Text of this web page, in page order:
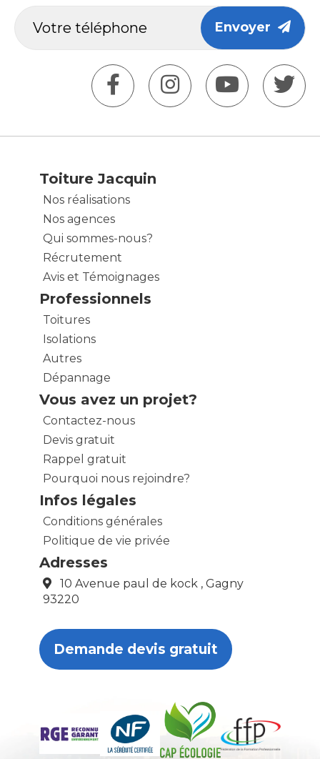
Envoyer
Toiture Jacquin
Nos réalisations
Nos agences
Qui sommes-nous?
Récrutement
Avis et Témoignages
Professionnels
Toitures
Isolations
Autres
Dépannage
Vous avez un projet?
Contactez-nous
Devis gratuit
Rappel gratuit
Pourquoi nous rejoindre?
Infos légales
Conditions générales
Politique de vie privée
Adresses
10 Avenue paul de kock , Gagny
93220
Demande devis gratuit